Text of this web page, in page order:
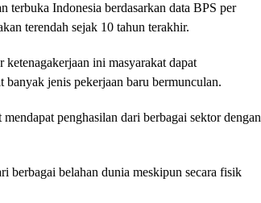
terbuka Indonesia berdasarkan data BPS per
terendah sejak 10 tahun terakhir.
ini masyarakat dapat
jenis pekerjaan baru bermunculan.
penghasilan dari berbagai sektor dengan
berbagai belahan dunia meskipun secara fisik